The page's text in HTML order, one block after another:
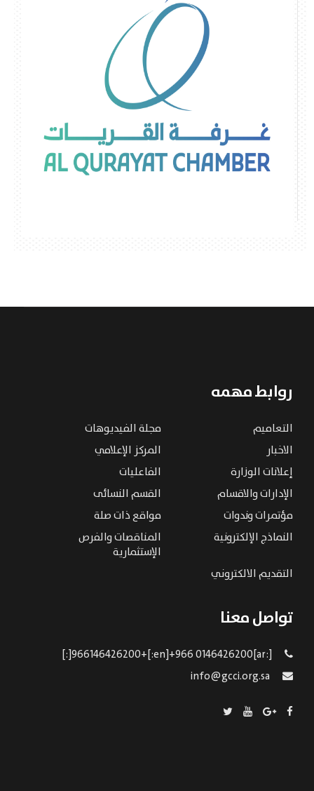
روابط مهمه
التعاميم
مجلة الفيديوهات
الاخبار
المركز الإعلامي
إعلانات الوزارة
الفاعليات
الإدارات والاقسام
القسم النسائى
مؤتمرات وندوات
مواقع ذات صلة
النماذج الإلكترونية
المناقصات والفرص
الإستثمارية
التقديم الالكتروني
تواصل معنا
[:ar]966146426200+[:en]+966 0146426200[:]